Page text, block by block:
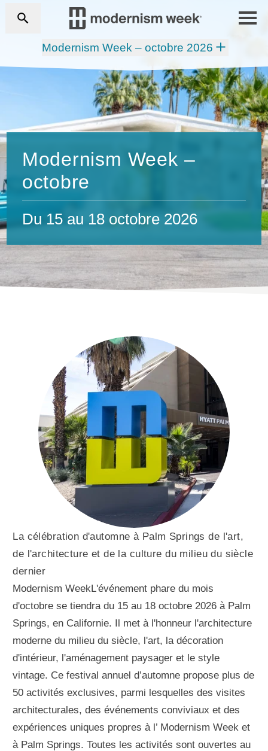
Modernism Week – octobre 2026
Modernism Week –
octobre
Du 15 au 18 octobre 2026
La célébration d'automne à Palm Springs de l'art,
de l'architecture et de la culture du milieu du siècle
dernier
Modernism WeekL'événement phare du mois
d'octobre se tiendra du 15 au 18 octobre 2026 à Palm
Springs, en Californie. Il met à l'honneur l'architecture
moderne du milieu du siècle, l'art, la décoration
d'intérieur, l'aménagement paysager et le style
vintage. Ce festival annuel d’automne propose plus de
50 activités exclusives, parmi lesquelles des visites
architecturales, des événements conviviaux et des
expériences uniques propres à l’ Modernism Week et
à Palm Springs. Toutes les activités sont ouvertes au